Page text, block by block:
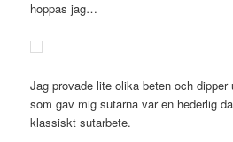
hoppas jag…
Jag provade lite olika beten och
som gav mig sutarna var en hederlig
klassiskt sutarbete.